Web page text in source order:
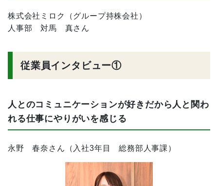
株式会社ミロク（グループ持株会社）
人事部 対馬 真さん
従業員インタビュー①
人とのコミュニケーションが好きだから人と関わ
れる仕事にやりがいを感じる
永野 春奈さん（入社3年目 総務部人事課）